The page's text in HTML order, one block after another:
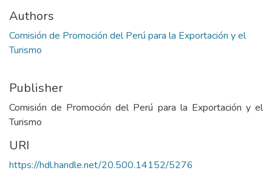
Authors
Comisión de Promoción del Perú para la Exportación y el
Turismo
Publisher
Comisión de Promoción del Perú para la Exportación y el
Turismo
URI
https://hdl.handle.net/20.500.14152/5276